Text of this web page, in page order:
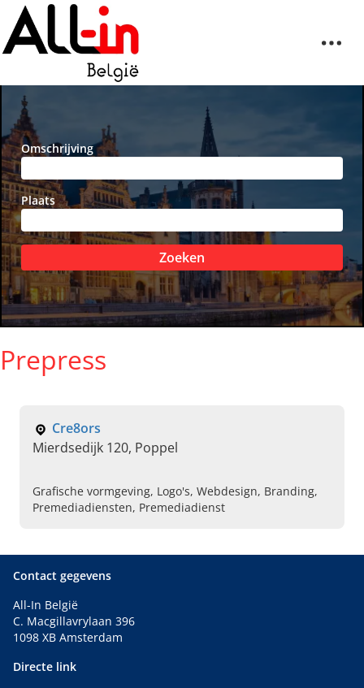
Omschrijving
Plaats
Zoeken
Prepress
Cre8ors
Mierdsedijk 120, Poppel
Grafische vormgeving, Logo's, Webdesign, Branding,
Premediadiensten, Premediadienst
Contact gegevens
All-In België
C. Macgillavrylaan 396
1098 XB Amsterdam
Directe link